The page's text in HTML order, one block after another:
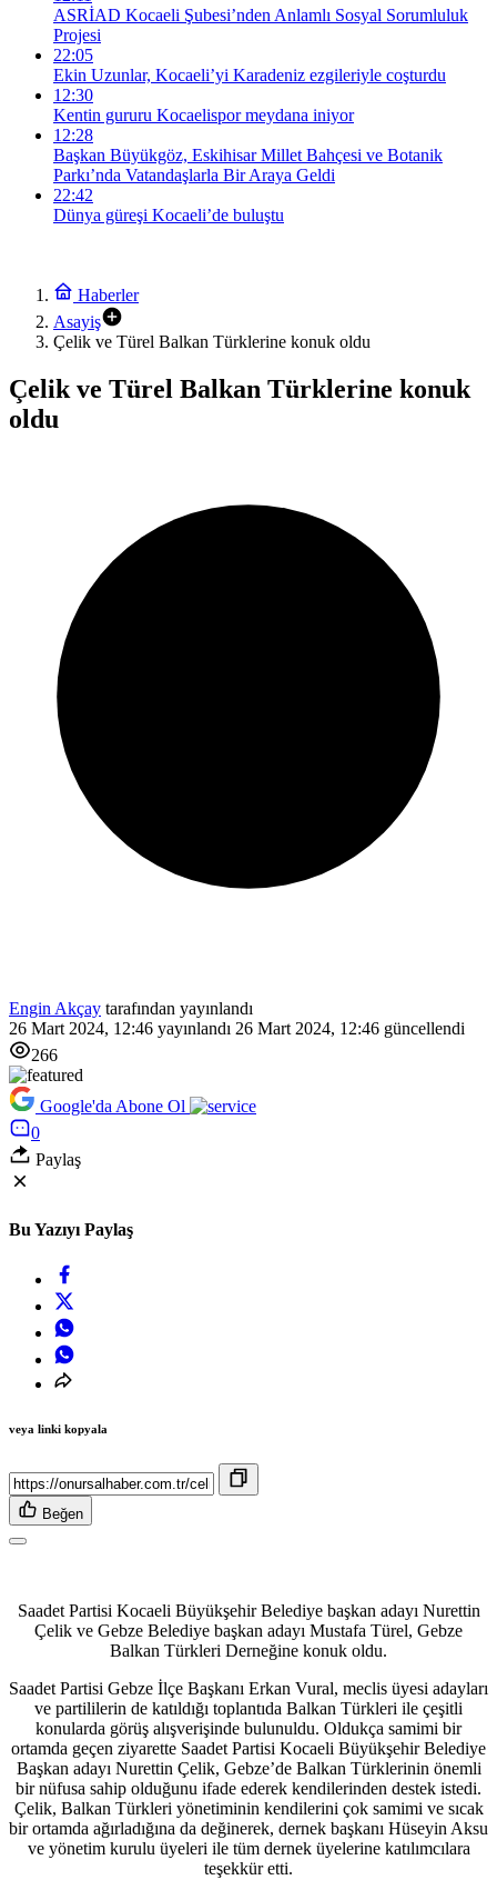
ASRİAD Kocaeli Şubesi’nden Anlamlı Sosyal Sorumluluk
Projesi
22:05
Ekin Uzunlar, Kocaeli’yi Karadeniz ezgileriyle coşturdu
12:30
Kentin gururu Kocaelispor meydana iniyor
12:28
Başkan Büyükgöz, Eskihisar Millet Bahçesi ve Botanik
Parkı’nda Vatandaşlarla Bir Araya Geldi
22:42
Dünya güreşi Kocaeli’de buluştu
Haberler
Asayiş
Çelik ve Türel Balkan Türklerine konuk oldu
Çelik ve Türel Balkan Türklerine konuk
oldu
Engin Akçay tarafından yayınlandı
26 Mart 2024, 12:46 yayınlandı 26 Mart 2024, 12:46 güncellendi
266
Google'da Abone Ol
0
Paylaş
Bu Yazıyı Paylaş
veya linki kopyala
Beğen
Saadet Partisi Kocaeli Büyükşehir Belediye başkan adayı Nurettin
Çelik ve Gebze Belediye başkan adayı Mustafa Türel, Gebze
Balkan Türkleri Derneğine konuk oldu.
Saadet Partisi Gebze İlçe Başkanı Erkan Vural, meclis üyesi adayları
ve partililerin de katıldığı toplantıda Balkan Türkleri ile çeşitli
konularda görüş alışverişinde bulunuldu. Oldukça samimi bir
ortamda geçen ziyarette Saadet Partisi Kocaeli Büyükşehir Belediye
Başkan adayı Nurettin Çelik, Gebze’de Balkan Türklerinin önemli
bir nüfusa sahip olduğunu ifade ederek kendilerinden destek istedi.
Çelik, Balkan Türkleri yönetiminin kendilerini çok samimi ve sıcak
bir ortamda ağırladığına da değinerek, dernek başkanı Hüseyin Aksu
ve yönetim kurulu üyeleri ile tüm dernek üyelerine katılımcılara
teşekkür etti.